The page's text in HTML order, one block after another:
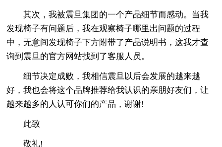
其次，我被震旦集团的一个产品细节而感动。当我
发现椅子有问题后，我在观察椅子哪里出问题的过程
中，无意间发现椅子下方附带了产品说明书，这我才查
询到震旦的官方网站找到了客服人员。
细节决定成败，我相信震旦以后会发展的越来越
好，我也会将这个品牌推荐给我认识的亲朋好友们，让
越来越多的人认可你们的产品，谢谢!
此致
敬礼!